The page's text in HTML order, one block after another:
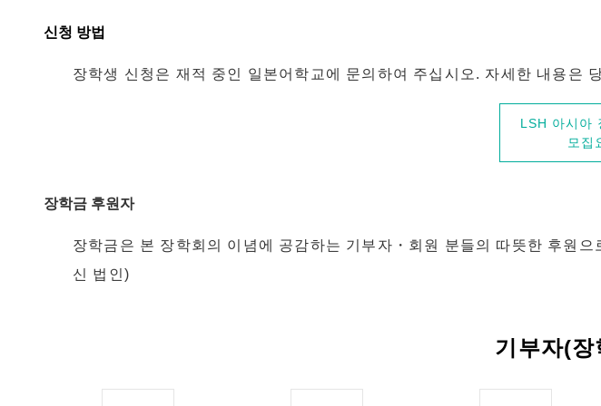
신청 방법
장학생 신청은 재적 중인 일본어학교에 문의하여 주십시오. 자세한 내용은
LSH 아시아
모집
장학금 후원자
장학금은 본 장학회의 이념에 공감하는 기부자・회원 분들의 따뜻한 후원
신 법인)
기부자(